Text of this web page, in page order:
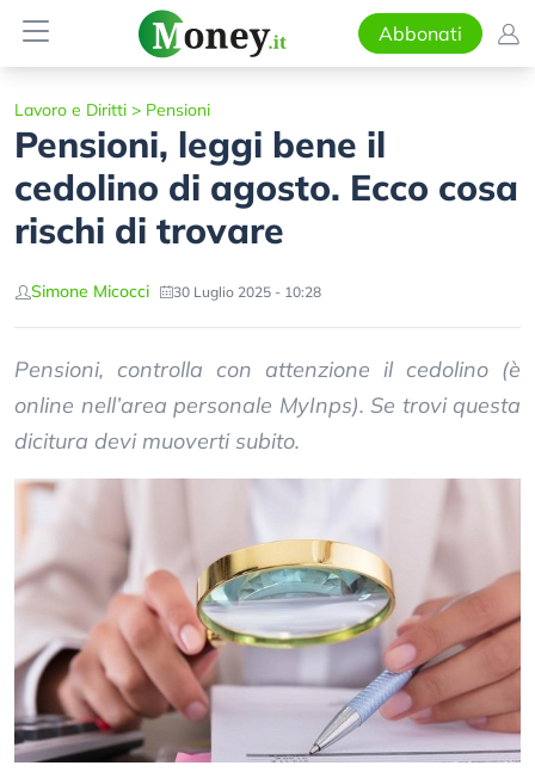
Abbonati
Lavoro e Diritti > Pensioni
Pensioni, leggi bene il
cedolino di agosto. Ecco cosa
rischi di trovare
Simone Micocci 30 Luglio 2025 - 10:28
Pensioni, controlla con attenzione il cedolino (è
online nell’area personale MyInps). Se trovi questa
dicitura devi muoverti subito.